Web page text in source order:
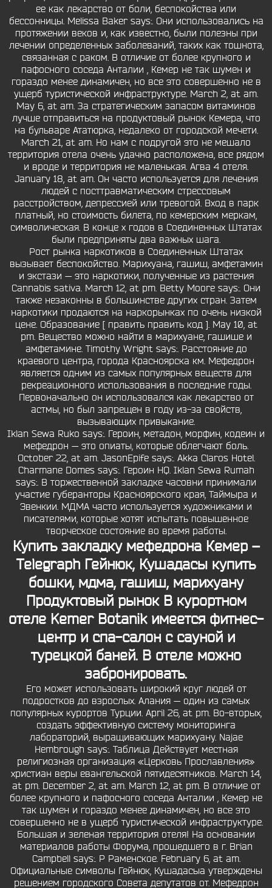
ее как лекарство от боли, беспокойства или
бессонницы. Melissa Baker says:. Они использовались на
протяжении веков и, как известно, были полезны при
лечении определенных заболеваний, таких как тошнота,
связанная с раком. В отличие от более крупного и
пафосного соседа Анталии , Кемер не так шумен и
гораздо менее динамичен, но все это совершенно не в
ущерб туристической инфраструктуре. March 2, at am.
May 6, at am. За стратегическим запасом витаминов
лучше отправиться на продуктовый рынок Кемера, что
на бульваре Ататюрка, недалеко от городской мечети.
March 21, at am. Но нам с подругой это не мешало
территория отела очень удачно расположена, все рядом
и вроде и территория не маленькая. Агва 4 отеля.
January 18, at am. Он часто используется для лечения
людей с посттравматическим стрессовым
расстройством, депрессией или тревогой. Вход в парк
платный, но стоимость билета, по кемерским меркам,
символическая. В конце х годов в Соединенных Штатах
были предприняты два важных шага.
Рост рынка наркотиков в Соединенных Штатах
вызывает беспокойство. Марихуана, гашиш, амфетамин
и экстази — это наркотики, полученные из растения
Cannabis sativa. March 12, at pm. Betty Moore says:. Они
также незаконны в большинстве других стран. Затем
наркотики продаются на наркорынках по очень низкой
цене. Образование [ править править код ]. May 10, at
pm. Вещество можно найти в марихуане, гашише и
амфетамине. Timothy Wright says:. Расстояние до
краевого центра, города Красноярска км. Мефедрон
является одним из самых популярных веществ для
рекреационного использования в последние годы.
Первоначально он использовался как лекарство от
астмы, но был запрещен в году из-за свойств,
вызывающих привыкание.
Iklan Sewa Ruko says:. Героин, метадон, морфин, кодеин и
мефедрон — это опиаты, которые облегчают боль.
October 22, at am. JasonEpife says:. Akka Claros Hotel.
Charmane Domes says:. Героин HQ. Iklan Sewa Rumah
says:. В торжественной закладке часовни принимали
участие губеранторы Красноярского края, Таймыра и
Эвенкии. МДМА часто используется художниками и
писателями, которые хотят испытать повышенное
творческое состояние во время работы.
Купить закладку мефедрона Кемер –
Telegraph Гейнюк, Кушадасы купить
бошки, мдма, гашиш, марихуану
Продуктовый рынок В курортном
отеле Kemer Botanik имеется фитнес-
центр и спа-салон с сауной и
турецкой баней. В отеле можно
забронировать.
Его может использовать широкий круг людей от
подростков до взрослых. Алания — один из самых
популярных курортов Турции. April 26, at pm. Во-вторых,
создать эффективную систему мониторинга
лабораторий, выращивающих марихуану. Najae
Hembrough says:. Таблица Действует местная
религиозная организация «Церковь Прославления»
христиан веры евангельской пятидесятников. March 14,
at pm. December 2, at am. March 12, at pm. В отличие от
более крупного и пафосного соседа Анталии , Кемер не
так шумен и гораздо менее динамичен, но все это
совершенно не в ущерб туристической инфраструктуре.
Большая и зеленая территория отеля! На основании
материалов работы Форума, прошедшего в г. Brian
Campbell says:. Р Раменское. February 6, at am.
Официальные символы Гейнюк, Кушадасыа утверждены
решением городского Совета депутатов от. Мефедрон